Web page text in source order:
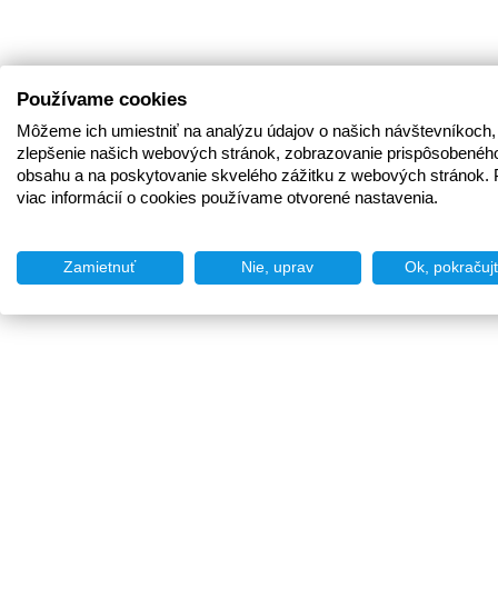
Používame cookies
Môžeme ich umiestniť na analýzu údajov o našich
zlepšenie našich webových stránok, zobrazovanie
obsahu a na poskytovanie skvelého zážitku z webových stránok.
viac informácií o cookies používame otvorené nastavenia.
Zamietnuť Nie, uprav Ok,